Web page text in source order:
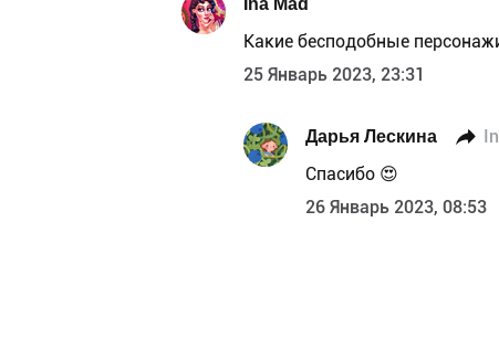
Какие бесподобные
25 Январь 2023, 23:31
Дарья Лескина
Спасибо 😍
26 Январь 2023, 08:53